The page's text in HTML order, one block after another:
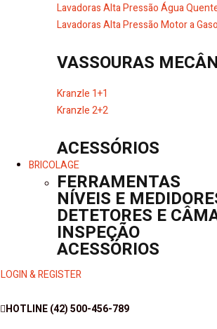
Lavadoras Alta Pressão Água
Lavadoras Alta Pressão Motor a
VASSOURAS
Kranzle 1+1
Kranzle 2+2
ACESSÓRIOS
BRICOLAGE
FERRAMENTAS
NÍVEIS E
DETETORES E
INSPEÇÃO
ACESSÓRIOS
LOGIN & REGISTER
HOTLINE(42) 500-456-789